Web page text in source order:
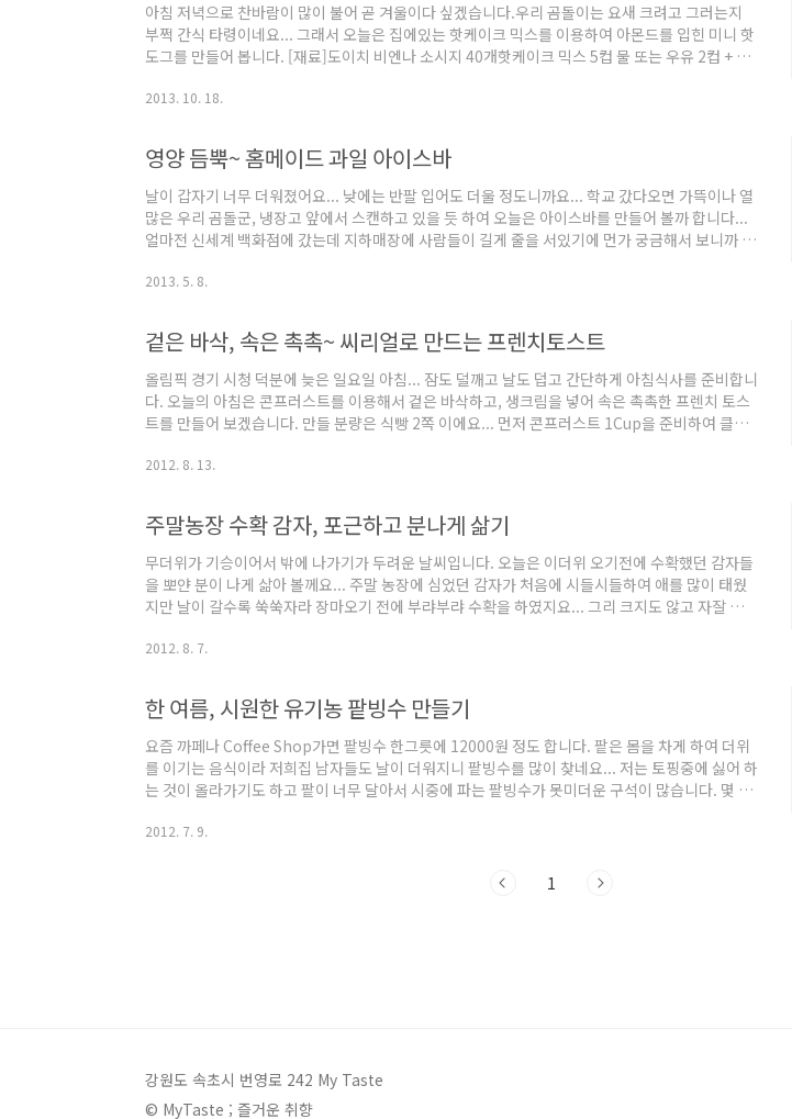
아침 저녁으로 찬바람이 많이 불어 곧 겨울이다 싶겠습니다.우리 곰돌이는 요새 크려고 그러는지
부쩍 간식 타령이네요... 그래서 오늘은 집에있는 핫케이크 믹스를 이용하여 아몬드를 입힌 미니 핫
도그를 만들어 봅니다. [재료]도이치 비엔나 소시지 40개핫케이크 믹스 5컵 물 또는 우유 2컵 + @
려고 집어 왔답니다.소시지가 탱글탱글하니 맛있네요... 먼저 꽂이에 소시지를 하나씩 끼워줍니다.
서 간편하게 사용하기로 했어요... ^^;; 소시지에 가루를 다 묻혔으면 남은 핫케이크 믹스에 찬물이
나 찬 우유를 넣고 젓가락으로 저어..
2013. 10. 18.
영양 듬뿍~ 홈메이드 과일 아이스바
날이 갑자기 너무 더워졌어요... 낮에는 반팔 입어도 더울 정도니까요... 학교 갔다오면 가뜩이나 열
많은 우리 곰돌군, 냉장고 앞에서 스캔하고 있을 듯 하여 오늘은 아이스바를 만들어 볼까 합니다...
얼마전 신세계 백화점에 갔는데 지하매장에 사람들이 길게 줄을 서있기에 먼가 궁금해서 보니까 아
싸다 생각했었죠...집에서 만들어 보면 될 것 같아서 전에 쓰던 아이스바 케이스 찾고 과일과 펀치를
이스바 케이스 안에 자리를 잡아 줍니다. 키위가 동그란 모양이라 끝부분에 밀어 넣으면 이뻐요...
안에 과일을 모양 잡..
2013. 5. 8.
겉은 바삭, 속은 촉촉~ 씨리얼로 만드는 프렌치토스트
올림픽 경기 시청 덕분에 늦은 일요일 아침... 잠도 덜깨고 날도 덥고 간단하게 아침식사를 준비합니
다. 오늘의 아침은 콘프러스트를 이용해서 겉은 바삭하고, 생크림을 넣어 속은 촉촉한 프렌치 토스
트를 만들어 보겠습니다. 만들 분량은 식빵 2쪽 이에요... 먼저 콘프러스트 1Cup을 준비하여 클린
니다. 여기에 소금간 약간 하구요... 설탕은 안넣어도 됩니다. 콘프러스트가 단맛이 있으니까요...
러 묻혀 줍니다. 이때 빵을 달걀물에 너무 오래 적시면 안됩니다. 빵 찢어져요... ^^ 달군 후라이팬
에 오일..
2012. 8. 13.
주말농장 수확 감자, 포근하고 분나게 삶기
무더위가 기승이어서 밖에 나가기가 두려운 날씨입니다. 오늘은 이더위 오기전에 수확했던 감자들
을 뽀얀 분이 나게 삶아 볼께요... 주말 농장에 심었던 감자가 처음에 시들시들하여 애를 많이 태웠
지만 날이 갈수록 쑥쑥자라 장마오기 전에 부랴부랴 수확을 하였지요... 그리 크지도 않고 자잘 하지
감자 중에 아기 주먹만한 사이즈로 몇 개 골라 껍질까지 모두 벗기고 깨끗이 씻어 놓습니다. 저는 필
도려 냅니다. 감자가 잠기만큼 물을 붓고 소금을 1t정도 넣어 줍니다. 스트롬에서 장만한 스테인레
스 웍에 뚜껑까지 있어 좀 더 빨리..
2012. 8. 7.
한 여름, 시원한 유기농 팥빙수 만들기
요즘 까페나 Coffee Shop가면 팥빙수 한그릇에 12000원 정도 합니다. 팥은 몸을 차게 하여 더위
를 이기는 음식이라 저희집 남자들도 날이 더워지니 팥빙수를 많이 찾네요... 저는 토핑중에 싫어 하
는 것이 올라가기도 하고 팥이 너무 달아서 시중에 파는 팥빙수가 못미더운 구석이 많습니다. 몇 년
수동이나 전동이나 한철 지나면 날이 무디어져 그 다음해에는 잘안된다는 사실을 한 3개 정도 없앤
신 유기농 팥과 유기농 설탕으로 팥토핑을 만들고 유기농 우유를 얼려 팥빙수를 만들기로 했습니
2012. 7. 9.
1
강원도 속초시 번영로 242 My Taste
© MyTaste ; 즐거운 취향